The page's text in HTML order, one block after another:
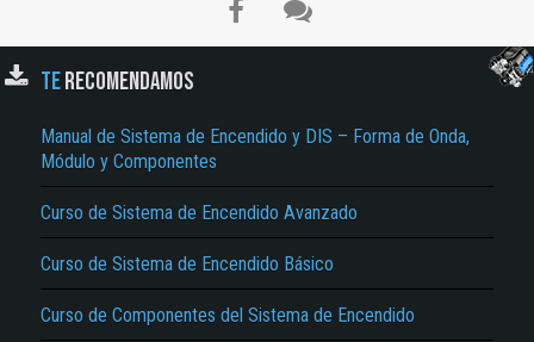
TERECOMENDAMOS
Manual de Sistema de Encendido y DIS – Forma de Onda,
Módulo y Componentes
Curso de Sistema de Encendido Avanzado
Curso de Sistema de Encendido Básico
Curso de Componentes del Sistema de Encendido
El Título es incorrecto según el contenido.
Texto o Imagen de portada son erróneos.
No carga o no se visualiza el contenido.